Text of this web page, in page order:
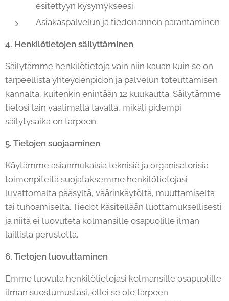
esitettyyn kysymykseesi
Asiakaspalvelun ja tiedonannon parantaminen
4. Henkilötietojen säilyttäminen
Säilytämme henkilötietoja vain niin kauan kuin se on
tarpeellista yhteydenpidon ja palvelun toteuttamisen
kannalta, kuitenkin enintään 12 kuukautta. Säilytämme
tietosi lain vaatimalla tavalla, mikäli pidempi
säilytysaika on tarpeen.
5. Tietojen suojaaminen
Käytämme asianmukaisia teknisiä ja organisatorisia
toimenpiteitä suojataksemme henkilötietojasi
luvattomalta pääsyltä, väärinkäytöltä, muuttamiselta
tai tuhoamiselta. Tiedot käsitellään luottamuksellisesti
ja niitä ei luovuteta kolmansille osapuolille ilman
laillista perustetta.
6. Tietojen luovuttaminen
Emme luovuta henkilötietojasi kolmansille osapuolille
ilman suostumustasi, ellei se ole tarpeen